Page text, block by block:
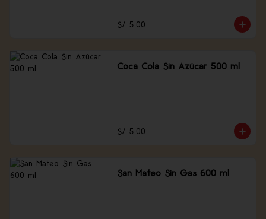
S/ 5.00
Coca Cola Sin Azúcar 500 ml
S/ 5.00
San Mateo Sin Gas 600 ml